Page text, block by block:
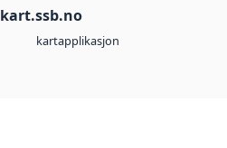
kart.ssb.no
kartapplikasjon